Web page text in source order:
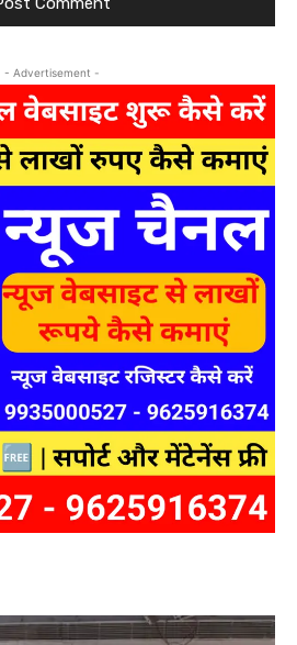
- Advertisement -